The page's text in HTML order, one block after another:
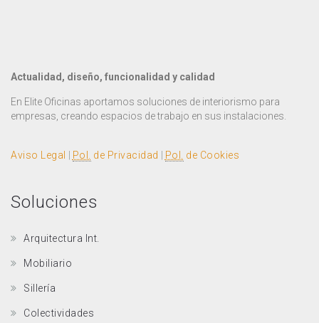
Actualidad, diseño, funcionalidad y calidad
En Elite Oficinas aportamos soluciones de interiorismo para
empresas, creando espacios de trabajo en sus instalaciones.
Aviso Legal Pol. de Privacidad Pol. de Cookies
Soluciones
Arquitectura Int.
Mobiliario
Sillería
Colectividades